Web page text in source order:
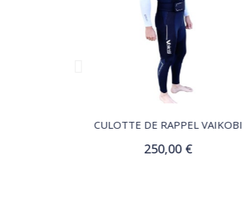
QUICK VIEW
CULOTTE DE RAPPEL VAIKOBI
250,00 €
Customize